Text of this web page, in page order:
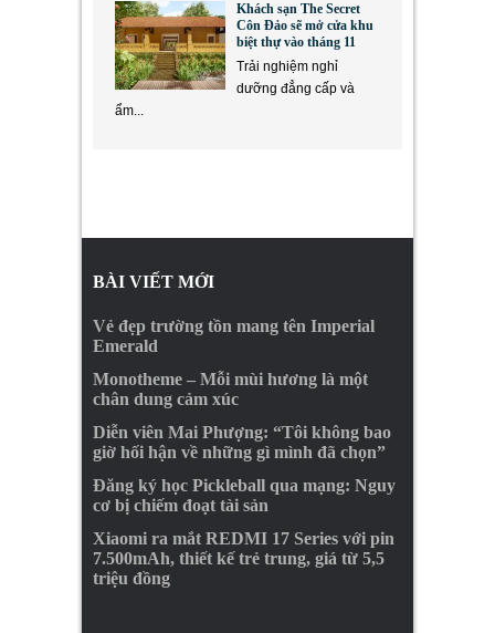
Khách sạn The Secret
Côn Đảo sẽ mở cửa khu
biệt thự vào tháng 11
Trải nghiệm nghỉ
dưỡng đẳng cấp và
ẩm...
BÀI VIẾT MỚI
Vẻ đẹp trường tồn mang tên Imperial
Emerald
Monotheme – Mỗi mùi hương là một
chân dung cảm xúc
Diễn viên Mai Phượng: “Tôi không bao
giờ hối hận về những gì mình đã chọn”
Đăng ký học Pickleball qua mạng: Nguy
cơ bị chiếm đoạt tài sản
Xiaomi ra mắt REDMI 17 Series với pin
7.500mAh, thiết kế trẻ trung, giá từ 5,5
triệu đồng